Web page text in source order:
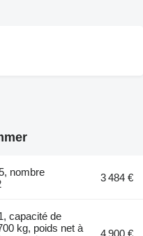
nombre
3 484 €
capacité de
kg, poids net à
4 900 €